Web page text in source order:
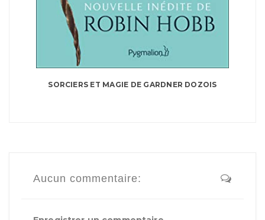
SORCIERS ET MAGIE DE GARDNER DOZOIS
Aucun commentaire: